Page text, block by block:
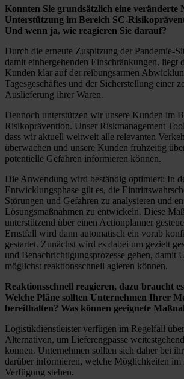
Konnten Sie grundsätzlich eine veränderte
Unterstützung im Bereich SC-
Und wenn ja, wie reagieren Sie darauf?
Durch die erneute Zuspitzung der Pandemie-
damit einhergehenden Einschränkungen, liegt
Kunden klar auf der reibungsarmen
Tagesgeschäftes und der Sicherstellung einer
Auslieferung ihrer Waren.
Dennoch unterstützen wir unsere Kunden im
Risikoprävention. Unser Riskmanagement
dass wir aktuell weltweit alle relevanten
überwachen und unsere Kunden frühzeitig
potentielle Gefahren informieren können.
Die Anwendung wird beständig optimiert: In
Entwicklungsphase gilt es, die
Störungen und Gefahren zu analysieren und
Lösungsmaßnahmen zu entwickeln. Diese
unterstützend über einen Actionplanner
Ernstfall wird dann automatisch ein vorab
gestartet. Zunächst wird es dabei um gezielt
und Benachrichtigungsprozesse gehen, damit
möglichst reaktionsschnell agieren können.
Reaktionsschnell reagieren, dazu braucht
Welche Pläne sollten Unternehmen Ihrer
bereithalten? Was können geeignete
Logistikdienstleister verfügen im Regelfall
Alternativen, um Lieferengpässe
können. Unternehmen sollten sich daher bei
darüber informieren, welche Möglichkeiten im
Verfügung stehen.